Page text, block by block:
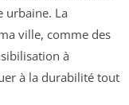
urbaine. La
ville, comme des
à
à la durabilité tout